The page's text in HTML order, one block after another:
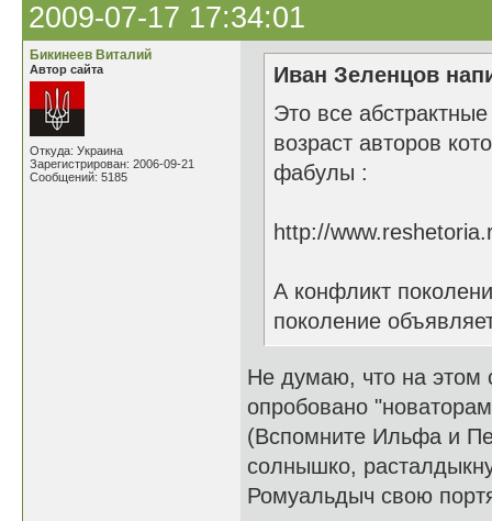
2009-07-17 17:34:01
Бикинеев Виталий
Автор сайта
Откуда: Украина
Зарегистрирован: 2006-09-21
Сообщений: 5185
Иван Зеленцов
Это все
возраст авторов
фабулы :
http://
А конфликт
поколение
Не думаю, что на этом
опробовано
(Вспомните Ильфа и
солнышко,
Ромуальдыч свою